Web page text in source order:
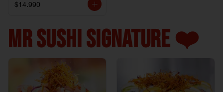
$14.990
MR SUSHI SIGNATURE ❤️